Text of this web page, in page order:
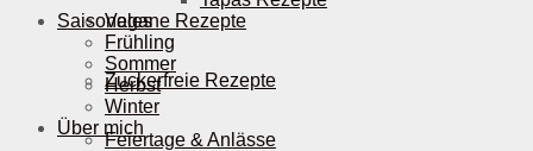
Vegane Rezepte
Zuckerfreie Rezepte
Feiertage & Anlässe
Saisonales
Frühling
Sommer
Herbst
Winter
Über mich